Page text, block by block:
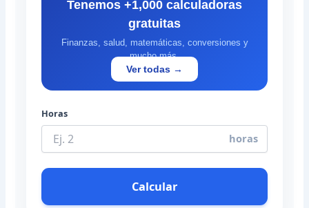
Tenemos +1,000 calculadoras
gratuitas
Finanzas, salud, matemáticas, conversiones y
mucho más.
Ver todas →
Horas
horas
Calcular